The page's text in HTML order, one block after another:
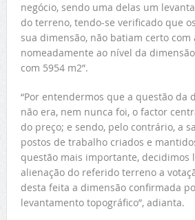
negócio, sendo uma delas um
do terreno, tendo-se verificado que
sua dimensão, não batiam certo
nomeadamente ao nível da
com 5954 m2”.
“Por entendermos que a questão da
não era, nem nunca foi, o factor
do preço; e sendo, pelo contrário, a
postos de trabalho criados e
questão mais importante, decidimos
alienação do referido terreno a
desta feita a dimensão confirmada
levantamento topográfico”, adianta.